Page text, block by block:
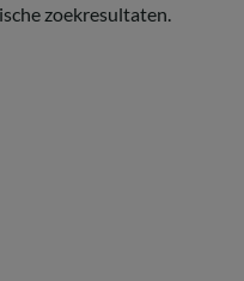
zoekresultaten.